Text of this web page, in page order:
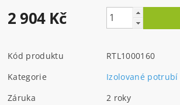
2 904 Kč
Kód produktu
RTL1000160
Kategorie
Izolované potrubí
Záruka
2 roky